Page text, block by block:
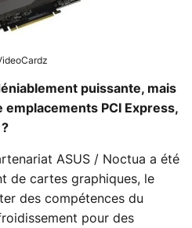
puissante, mais
PCI Express,
ASUS / Noctua a été
de cartes graphiques, le
des compétences du
pour des